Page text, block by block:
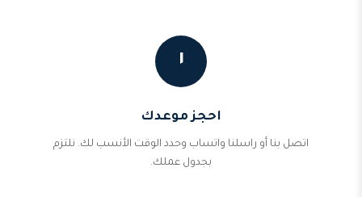
١
احجز موعدك
اتصل بنا أو راسلنا واتساب وحدد الوقت الأنسب لك. نلتزم
بجدول عملك.